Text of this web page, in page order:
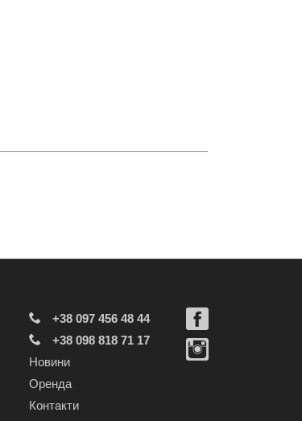
+38 097 456 48 44
+38 098 818 71 17
Новини
Оренда
Контакти